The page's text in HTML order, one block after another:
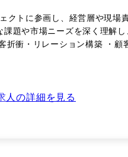
観(Ism)について、実際の業務や経験と紐づけながらディスカッションを行い、
⑩FFS診断
ント FFS診断を活用し、一人
クトに参画し、経営層や現場
市場ニーズを深く理解し、その知見
折衝・リレーション構築 ・
期DX戦略策定支援 経営層や
た全社戦略構想 2030年大阪IRによる社会変化を見据え、大手デベロッパー企業
人の詳細を見る